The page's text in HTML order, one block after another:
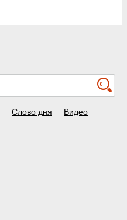
Слово дня Видео